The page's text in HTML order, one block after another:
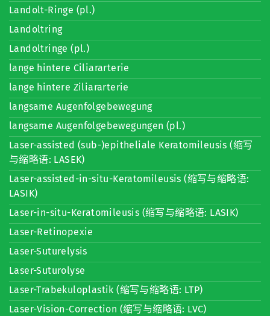
Landolt-Ringe (pl.)
Landoltring
Landoltringe (pl.)
lange hintere Ciliararterie
lange hintere Ziliararterie
langsame Augenfolgebewegung
langsame Augenfolgebewegungen (pl.)
Laser-assisted (sub-)epitheliale Keratomileusis (缩写
与缩略语: LASEK)
Laser-assisted-in-situ-Keratomileusis (缩写与缩略语:
LASIK)
Laser-in-situ-Keratomileusis (缩写与缩略语: LASIK)
Laser-Retinopexie
Laser-Suturelysis
Laser-Suturolyse
Laser-Trabekuloplastik (缩写与缩略语: LTP)
Laser-Vision-Correction (缩写与缩略语: LVC)